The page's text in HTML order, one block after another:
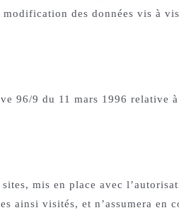
des données vis à
96/9 du 11 mars 1996 relative
mis en place avec
ainsi visités, et n’assumera en